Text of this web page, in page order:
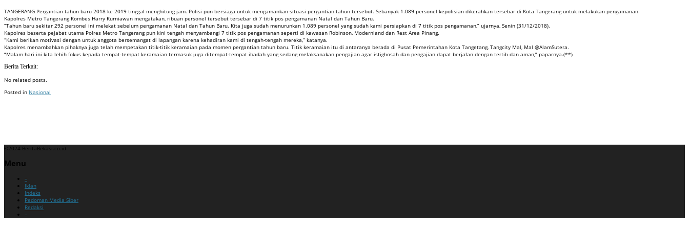
TANGERANG-Pergantian tahun baru 2018 ke 2019 tinggal menghitung jam. Polisi pun bersiaga untuk mengamankan situasi pergantian tahun tersebut. Sebanyak 1.089 personel kepolisian dikerahkan tersebar di Kota Tangerang untuk melakukan pengamanan.
Kapolres Metro Tangerang Kombes Harry Kurniawan mengatakan, ribuan personel tersebut tersebar di 7 titik pos pengamanan Natal dan Tahun Baru.
“Tahun baru sekitar 292 personel ini melekat sebelum pengamanan Natal dan Tahun Baru. Kita juga sudah menurunkan 1.089 personel yang sudah kami persiapkan di 7 titik pos pengamanan,” ujarnya, Senin (31/12/2018).
Kapolres beserta pejabat utama Polres Metro Tangerang pun kini tengah menyambangi 7 titik pos pengamanan seperti di kawasan Robinson, Modernland dan Rest Area Pinang.
“Kami berikan motivasi dengan untuk anggota bersemangat di lapangan karena kehadiran kami di tengah-tengah mereka,” katanya.
Kapolres menambahkan pihaknya juga telah mempetakan titik-titik keramaian pada momen pergantian tahun baru. Titik keramaian itu di antaranya berada di Pusat Pemerintahan Kota Tangetang, Tangcity Mal, Mal @AlamSutera.
“Malam hari ini kita lebih fokus kepada tempat-tempat keramaian termasuk juga ditempat-tempat ibadah yang sedang melaksanakan pengajian agar istighosah dan pengajian dapat berjalan dengan tertib dan aman,” paparnya.(**)
Berita Terkait:
No related posts.
Posted in Nasional
©2024 BeritaBekasi.co.id
Menu
–
Iklan
Indeks
Pedoman Media Siber
Redaksi
–